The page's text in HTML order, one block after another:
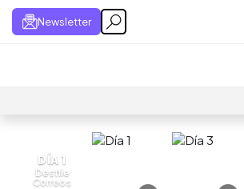
Newsletter
DÍA 1
Desfile
Correos